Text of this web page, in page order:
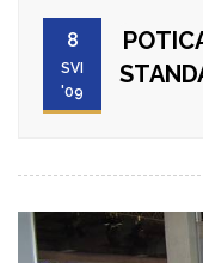
8
SVI
'09